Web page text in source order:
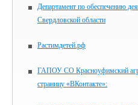
Департамент по обеспечению
Свердловской области
Растимдетей.рф
ГАПОУ СО Красноуфимский
страницу «ВКонтакте»: